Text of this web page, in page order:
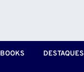
DESTAQUES